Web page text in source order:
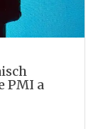
PMI a